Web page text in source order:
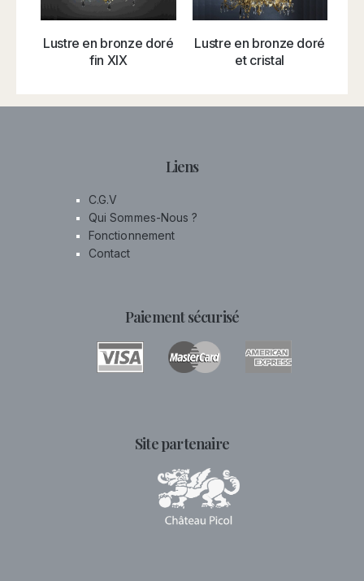
Lustre en bronze doré
fin XIX
Lustre en bronze doré
et cristal
Liens
C.G.V
Qui Sommes-Nous ?
Fonctionnement
Contact
Paiement sécurisé
Site partenaire